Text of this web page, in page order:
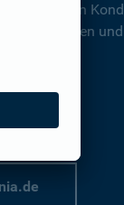
günstigen
Psychologen